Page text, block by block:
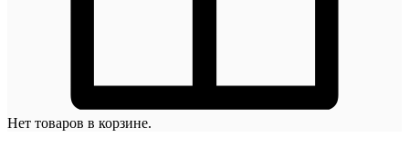
Нет товаров в корзине.